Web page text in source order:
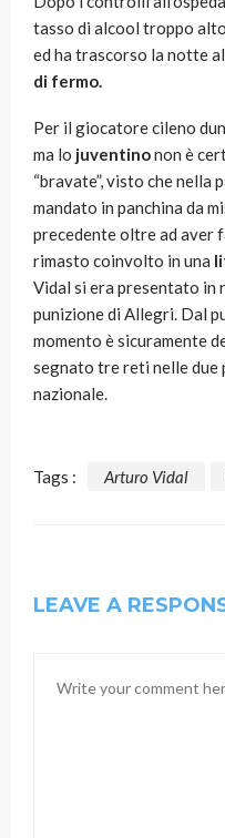
tasso di alcool troppo
ed ha trascorso la notte
di fermo.
Per il giocatore cileno
ma lo juventinonon è
“bravate”, visto che nella
mandato in panchina da
precedente oltre ad aver
rimasto coinvolto in una
Vidal si era presentato in
punizione di Allegri. Dal
momento è sicuramente
segnato tre reti nelle due
nazionale.
Tags : Arturo Vidal
LEAVE A